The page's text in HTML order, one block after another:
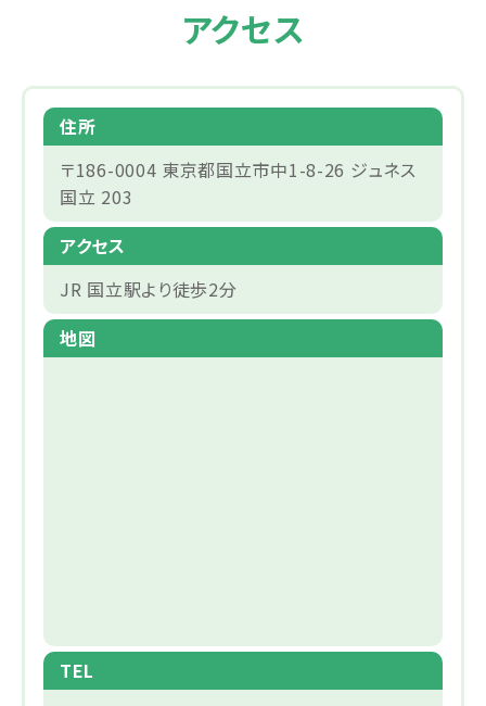
アクセス
住所
〒186-0004 東京都国立市中1-8-26 ジュネス
国立 203
アクセス
JR 国立駅より徒歩2分
地図
TEL